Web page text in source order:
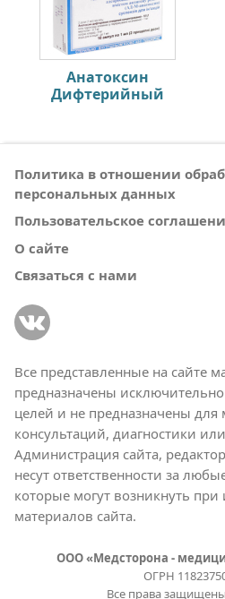
Анатоксин
Дифтерийный
Политика в отношении
персональных данных
Пользовательское
О сайте
Связаться с нами
Все представленные на сайте
предназначены
целей и не предназначены для
консультаций, диагностики
Администрация сайта,
несут ответственности за
которые могут возникнуть
материалов сайта.
ООО «Медсторона -
ОГРН
Все права